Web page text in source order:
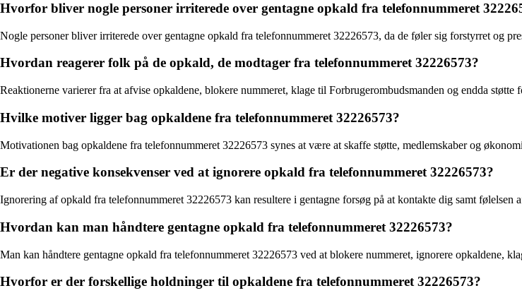
Hvorfor bliver nogle personer irriterede over gentagne opkald fra telefonnummeret
Nogle personer bliver irriterede over gentagne opkald fra telefonnummeret 32226573, da de føler sig forstyrret og
Hvordan reagerer folk på de opkald, de modtager fra telefonnummeret 32226573?
Reaktionerne varierer fra at afvise opkaldene, blokere nummeret, klage til Forbrugerombudsmanden og endda
Hvilke motiver ligger bag opkaldene fra telefonnummeret 32226573?
Motivationen bag opkaldene fra telefonnummeret 32226573 synes at være at skaffe støtte, medlemskaber og
Er der negative konsekvenser ved at ignorere opkald fra telefonnummeret 32226573?
Ignorering af opkald fra telefonnummeret 32226573 kan resultere i gentagne forsøg på at kontakte dig samt følelsen
Hvordan kan man håndtere gentagne opkald fra telefonnummeret 32226573?
Man kan håndtere gentagne opkald fra telefonnummeret 32226573 ved at blokere nummeret, ignorere opkaldene,
Hvorfor er der forskellige holdninger til opkaldene fra telefonnummeret 32226573?